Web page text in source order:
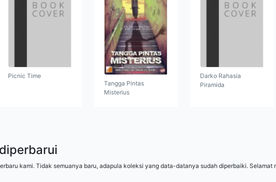
Picnic Time
Tangga Pintas
Misterius
Darko Rahasia
Piramida
kami. Tidak semuanya baru, adapula koleksi yang data-datanya sudah diperbaiki. Selamat